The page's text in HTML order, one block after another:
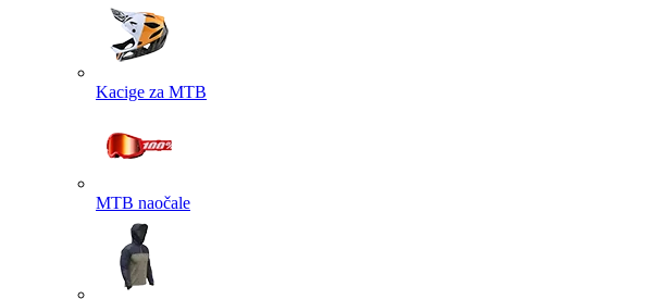
Kacige za MTB
MTB naočale